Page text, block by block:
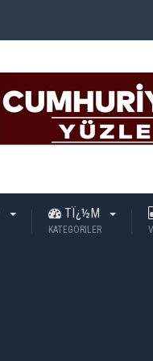
TÏ¿½M
KATEGORILER